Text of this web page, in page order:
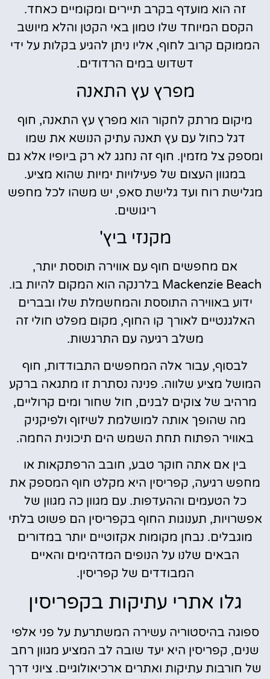
זה הוא מועדף בקרב תיירים ומקומיים כאחד.
הקסם המיוחד שלו טמון באי הקטן והלא מיושב
הממוקם קרוב לחוף, אליו ניתן להגיע בקלות על ידי
דשדוש במים הרדודים.
מפרץ עץ התאנה
מיקום מרתק לחקור הוא מפרץ עץ התאנה, חוף
דגל כחול עם עץ תאנה עתיק הנושא את שמו
ומספק צל מזמין. חוף זה נחגג לא רק ביופיו אלא גם
במגוון העצום של פעילויות ימיות שהוא מציע.
מגלישת רוח ועד גלישת סאפ, יש משהו לכל מחפש
ריגושים.
מקנזי ביץ'
אם מחפשים חוף עם אווירה תוססת יותר,
Mackenzie Beach בלרנקה הוא המקום להיות בו.
ידוע באווירה התוססת והמחשמלת שלו ובברים
האלגנטיים לאורך קו החוף, מקום מפלט חולי זה
משלב רגיעה עם התרגשות.
לבסוף, עבור אלה המחפשים התבודדות, חוף
המושל מציע שלווה. פנינה נסתרת זו מתגאה ברקע
מרהיב של צוקים לבנים, חול שחור ומים קרוליים,
מה שהופך אותה למושלמת לשיזוף ולפיקניק
באוויר הפתוח תחת השמש הים תיכונית החמה.
בין אם אתה חוקר טבע, חובב הרפתקאות או
מחפש רגיעה, קפריסין היא מקלט חוף המספק את
כל הטעמים וההעדפות. עם מגוון כה מגוון של
אפשרויות, תענוגות החוף בקפריסין הם פשוט בלתי
מוגבלים. נבחן מקומות אקזוטיים יותר במדורים
הבאים שלנו על הנופים המדהימים והאיים
המבודדים של קפריסין.
גלו אתרי עתיקות בקפריסין
ספוגה בהיסטוריה עשירה המשתרעת על פני אלפי
שנים, קפריסין היא יעד שובה לב המציע מגוון רחב
של חורבות עתיקות ואתרים ארכיאולוגיים. ציוני דרך